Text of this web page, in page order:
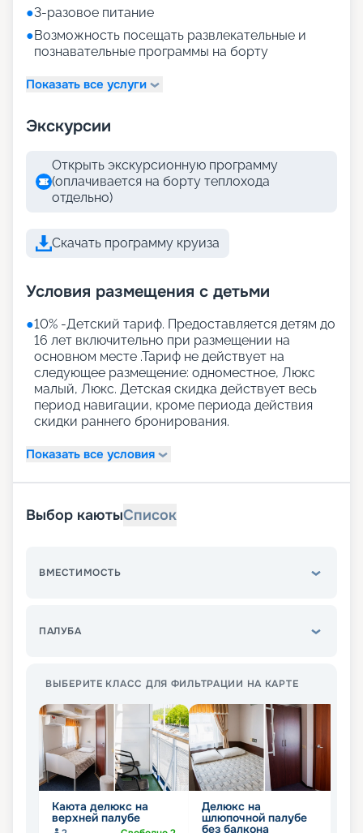
●3-разовое питание
●Возможность посещать развлекательные и
познавательные программы на борту
Показать все услуги
Экскурсии
Открыть экскурсионную программу
(оплачивается на борту теплохода
отдельно)
Скачать программу круиза
Условия размещения с детьми
●10% -Детский тариф. Предоставляется детям до
16 лет включительно при размещении на
основном месте .Тариф не действует на
следующее размещение: одноместное, Люкс
малый, Люкс. Детская скидка действует весь
период навигации, кроме периода действия
скидки раннего бронирования.
Показать все условия
Выбор каютыСписок
ВМЕСТИМОСТЬ
ПАЛУБА
ВЫБЕРИТЕ КЛАСС ДЛЯ ФИЛЬТРАЦИИ НА КАРТЕ
Каюта делюкс на
верхней палубе
Делюкс на
шлюпочной палубе
без балкона